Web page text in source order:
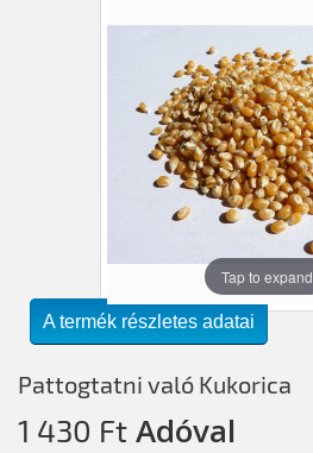
Tap to expand
A termék részletes adatai
Pattogtatni való Kukorica
1 430 Ft‎ Adóval